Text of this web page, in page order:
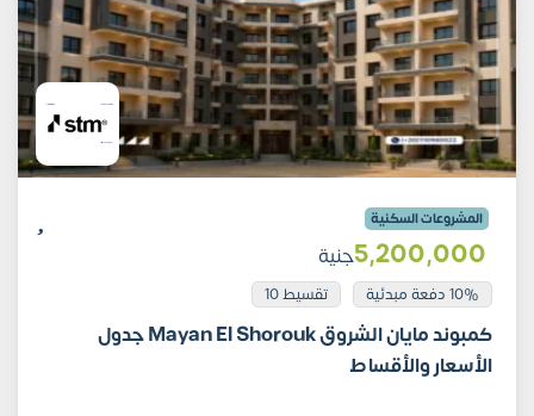
المشروعات السكنية
5٬200٬000جنية
10% دفعة مبدئية تقسيط 10
كمبوند مايان الشروق Mayan El Shorouk جدول
الأسعار والأقساط